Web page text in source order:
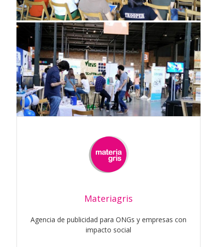
Materiagris
Agencia de publicidad para ONGs y empresas con
impacto social